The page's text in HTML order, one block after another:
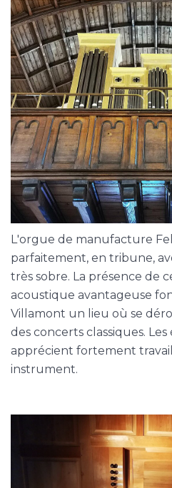
L'orgue de manufacture
parfaitement, en tribune,
très sobre. La présence de
acoustique avantageuse
Villamont un lieu où se
des concerts classiques.
apprécient fortement
instrument.